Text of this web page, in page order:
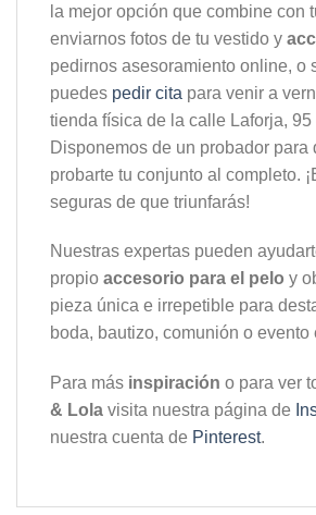
la mejor opción que combine con
enviarnos fotos de tu vestido y
pedirnos asesoramiento online, o
puedes pedir cita para venir a
tienda física de la calle Laforja,
Disponemos de un probador para
probarte tu conjunto al completo.
seguras de que triunfarás!
Nuestras expertas pueden
propio accesorio para el pelo y
pieza única e irrepetible para
boda, bautizo, comunión o evento
Para más inspiración o para ver
& Lola visita nuestra página de
nuestra cuenta de Pinterest.